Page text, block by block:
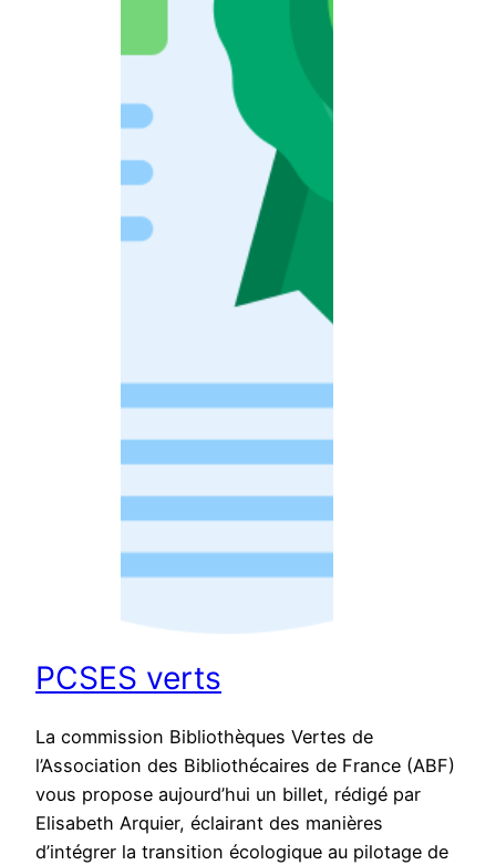
PCSES verts
La commission Bibliothèques Vertes de
l’Association des Bibliothécaires de France (ABF)
vous propose aujourd’hui un billet, rédigé par
Elisabeth Arquier, éclairant des manières
d’intégrer la transition écologique au pilotage de